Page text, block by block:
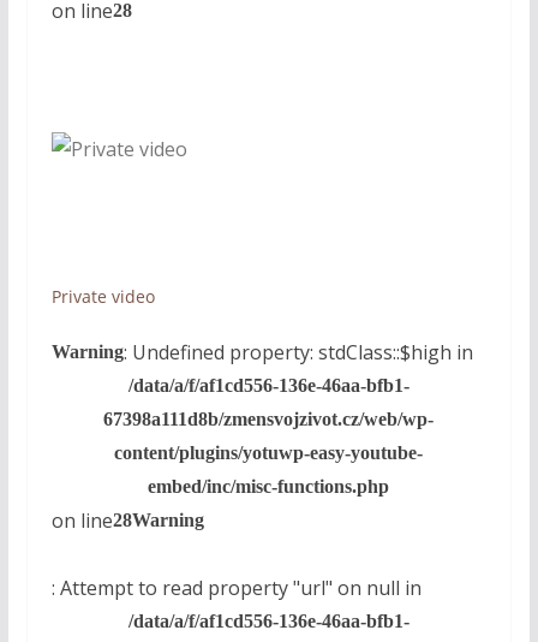
on line28
Private video
Warning: Undefined property: stdClass::$high in
/data/a/f/af1cd556-136e-46aa-bfb1-
67398a111d8b/zmensvojzivot.cz/web/wp-
content/plugins/yotuwp-easy-youtube-
embed/inc/misc-functions.php
on line28Warning
: Attempt to read property "url" on null in
/data/a/f/af1cd556-136e-46aa-bfb1-